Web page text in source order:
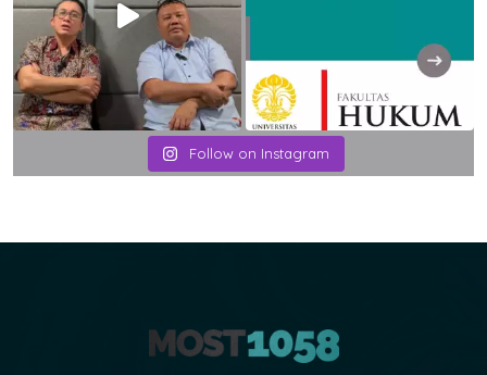
Follow on Instagram